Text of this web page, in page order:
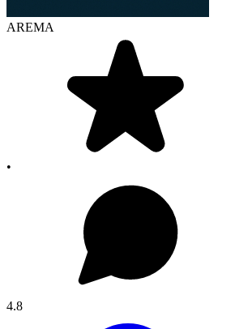
AREMA
•
4.8